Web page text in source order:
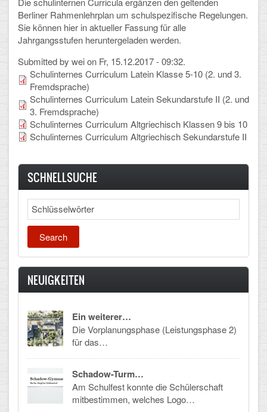
Schulalbum
Kollegium
Schulleitung
Schülervertretung
Sekretariat
Ganztagsschule
Schulsozialarbeit
Berufsorientierung
Arbeitsgemeinschaften
Elternchor
Ehemalige
Schulzeitung: Der Gottfried
Berliner Rahmenlehrplan um schulspezifische Regelungen.
Sie können hier in aktueller Fassung für alle
Jahrgangsstufen heruntergeladen werden.
Submitted by weion Fr, 15.12.2017 - 09:32.
Schulinternes Curriculum Latein Klasse 5-10 (2. und 3.
Fremdsprache)
Schulinternes Curriculum Latein Sekundarstufe II (2. und
3. Fremdsprache)
Schulinternes Curriculum Altgriechisch Klassen 9 bis 10
Schulinternes Curriculum Altgriechisch Sekundarstufe II
SCHNELLSUCHE
Search
NEUIGKEITEN
Ein weiterer…
Die Vorplanungsphase (Leistungsphase 2)
für das…
Schadow-Turm…
Am Schulfest konnte die Schülerschaft
mitbestimmen, welches Logo…